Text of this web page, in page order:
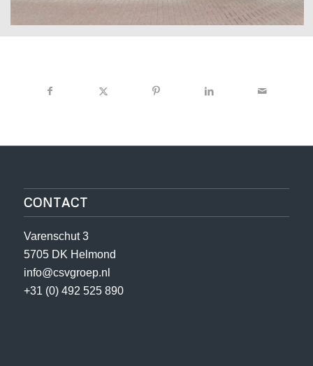
CONTACT
Varenschut 3
5705 DK Helmond
info@csvgroep.nl
+31 (0) 492 525 890